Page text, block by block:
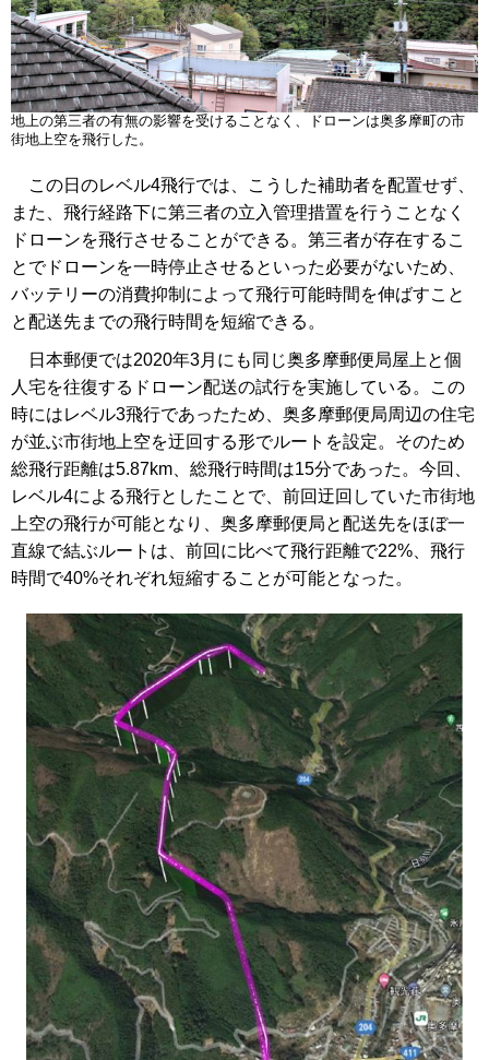
地上の第三者の有無の影響を受けることなく、ドローンは奥多摩町の市
街地上空を飛行した。
この日のレベル4飛行では、こうした補助者を配置せず、
また、飛行経路下に第三者の立入管理措置を行うことなく
ドローンを飛行させることができる。第三者が存在するこ
とでドローンを一時停止させるといった必要がないため、
バッテリーの消費抑制によって飛行可能時間を伸ばすこと
と配送先までの飛行時間を短縮できる。
日本郵便では2020年3月にも同じ奥多摩郵便局屋上と個
人宅を往復するドローン配送の試行を実施している。この
時にはレベル3飛行であったため、奥多摩郵便局周辺の住宅
が並ぶ市街地上空を迂回する形でルートを設定。そのため
総飛行距離は5.87km、総飛行時間は15分であった。今回、
レベル4による飛行としたことで、前回迂回していた市街地
上空の飛行が可能となり、奥多摩郵便局と配送先をほぼ一
直線で結ぶルートは、前回に比べて飛行距離で22%、飛行
時間で40%それぞれ短縮することが可能となった。